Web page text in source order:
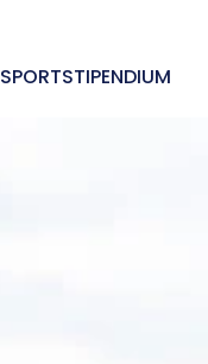
SPORTSTIPENDIUM